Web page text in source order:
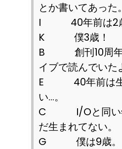
とか書いてあった。
I
40年前は2
K僕3歳！
B 創刊10周
イブで読んでいた
E
40年前は
い…。
C
I/Oと同
だ生まれてない。
G 僕は9歳。